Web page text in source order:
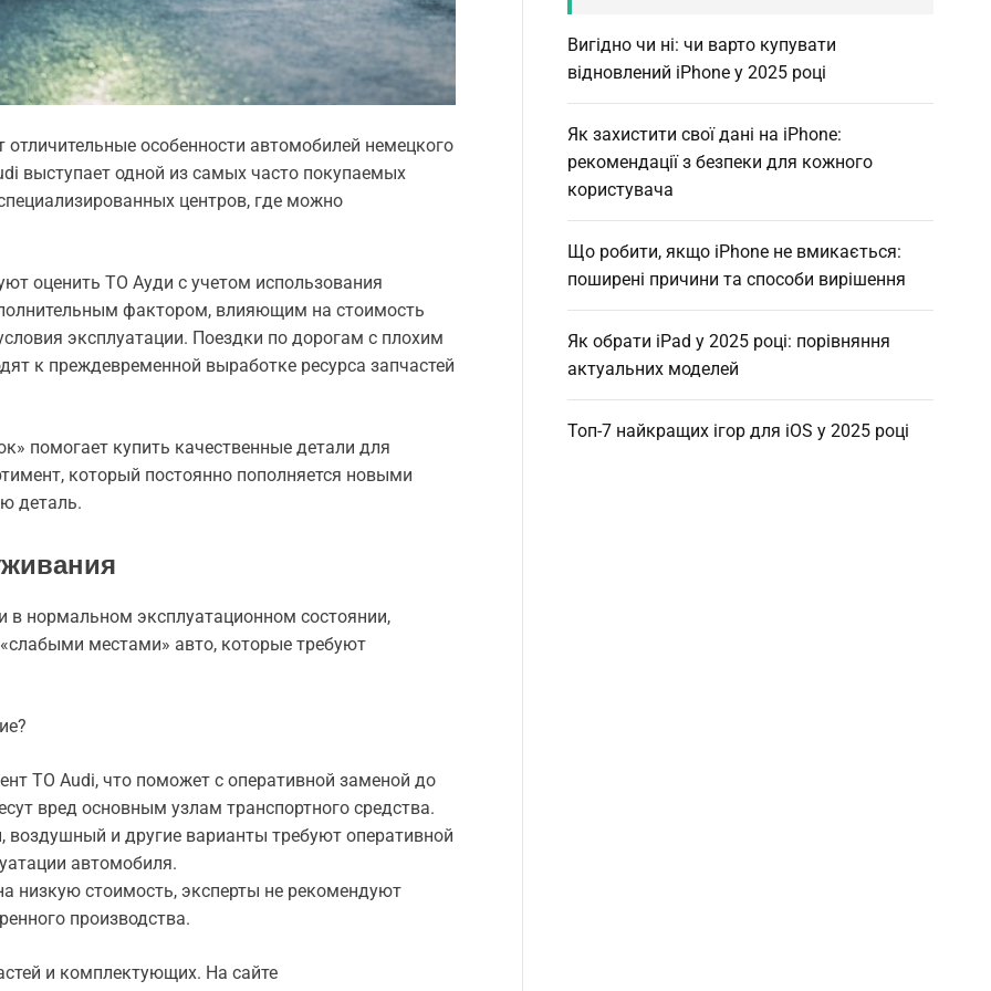
особенности автомобилей немецкого
выступает одной из самых часто покупаемых
центров, где можно
оценить ТО Ауди с учетом использования
фактором, влияющим на стоимость
эксплуатации. Поездки по дорогам с плохим
к преждевременной выработке ресурса запчастей
помогает купить качественные детали для
который постоянно пополняется новыми
деталь.
в нормальном эксплуатационном состоянии,
местами» авто, которые требуют
ТО Audi, что поможет с оперативной заменой до
вред основным узлам транспортного средства.
и другие варианты требуют оперативной
автомобиля.
низкую стоимость, эксперты не рекомендуют
производства.
и комплектующих. На сайте
Вигідно чи ні: чи варто купувати
відновлений iPhone у 2025 році
Як захистити свої дані на iPhone:
рекомендації з безпеки для кожного
користувача
Що робити, якщо iPhone не вмикається:
поширені причини та способи вирішення
Як обрати iPad у 2025 році: порівняння
актуальних моделей
Топ-7 найкращих ігор для iOS у 2025 році